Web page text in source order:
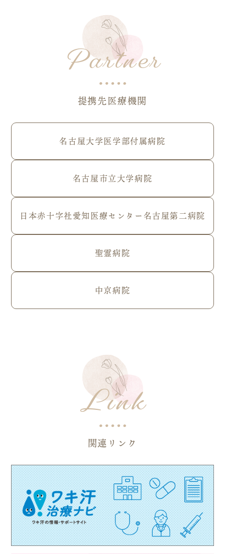
Partner
提携先医療機関
名古屋大学医学部付属病院
名古屋市立大学病院
日本赤十字社愛知医療センター名古屋第二病院
聖霊病院
中京病院
Link
関連リンク